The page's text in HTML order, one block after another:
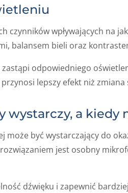
czynników wpływających na
balansem bieli oraz
odpowiedniego
lepszy efekt niż zmiana
a kiedy
być wystarczający do
jest osobny
dźwięku i zapewnić